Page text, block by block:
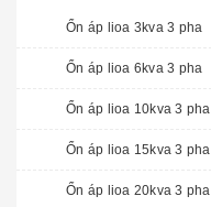
Ổn áp lioa 3kva 3 pha
Ổn áp lioa 6kva 3 pha
Ổn áp lioa 10kva 3 pha
Ổn áp lioa 15kva 3 pha
Ổn áp lioa 20kva 3 pha